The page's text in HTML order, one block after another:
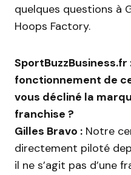
quelques questions à
Hoops Factory.
fonctionnement de
vous décliné la
franchise ?
Gilles Bravo : Notre
directement piloté
il ne s’agit pas d’une